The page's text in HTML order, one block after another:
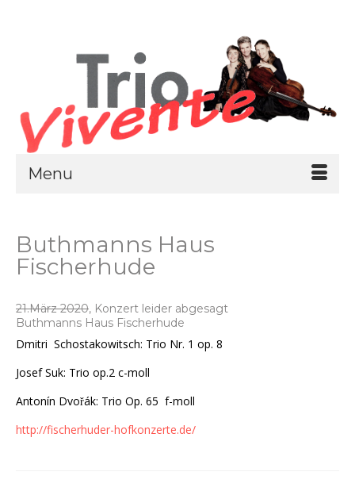
Menu
Buthmanns Haus
Fischerhude
21.März 2020, Konzert leider abgesagt
Buthmanns Haus Fischerhude
Dmitri Schostakowitsch: Trio Nr. 1 op. 8
Josef Suk: Trio op.2 c-moll
Antonín Dvořák: Trio Op. 65 f-moll
http://fischerhuder-hofkonzerte.de/